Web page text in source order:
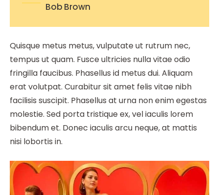
Bob Brown
Quisque metus metus, vulputate ut rutrum nec,
tempus ut quam. Fusce ultricies nulla vitae odio
fringilla faucibus. Phasellus id metus dui. Aliquam
erat volutpat. Curabitur sit amet felis vitae nibh
facilisis suscipit. Phasellus at urna non enim egestas
molestie. Sed porta tristique ex, vel iaculis lorem
bibendum et. Donec iaculis arcu neque, at mattis
nisi lobortis in.